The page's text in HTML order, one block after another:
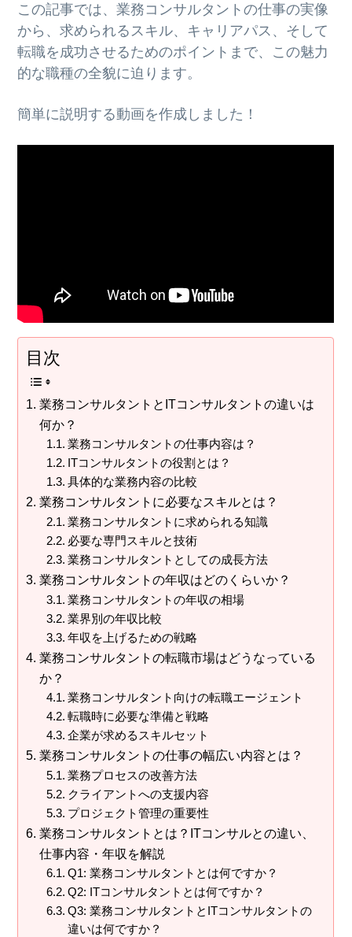
この記事では、業務コンサルタントの仕事の実像
から、求められるスキル、キャリアパス、そして
転職を成功させるためのポイントまで、この魅力
的な職種の全貌に迫ります。
簡単に説明する動画を作成しました！
目次
業務コンサルタントとITコンサルタントの違いは
何か？
業務コンサルタントの仕事内容は？
ITコンサルタントの役割とは？
具体的な業務内容の比較
業務コンサルタントに必要なスキルとは？
業務コンサルタントに求められる知識
必要な専門スキルと技術
業務コンサルタントとしての成長方法
業務コンサルタントの年収はどのくらいか？
業務コンサルタントの年収の相場
業界別の年収比較
年収を上げるための戦略
業務コンサルタントの転職市場はどうなっている
か？
業務コンサルタント向けの転職エージェント
転職時に必要な準備と戦略
企業が求めるスキルセット
業務コンサルタントの仕事の幅広い内容とは？
業務プロセスの改善方法
クライアントへの支援内容
プロジェクト管理の重要性
業務コンサルタントとは？ITコンサルとの違い、
仕事内容・年収を解説
Q1: 業務コンサルタントとは何ですか？
Q2: ITコンサルタントとは何ですか？
Q3: 業務コンサルタントとITコンサルタントの
違いは何ですか？